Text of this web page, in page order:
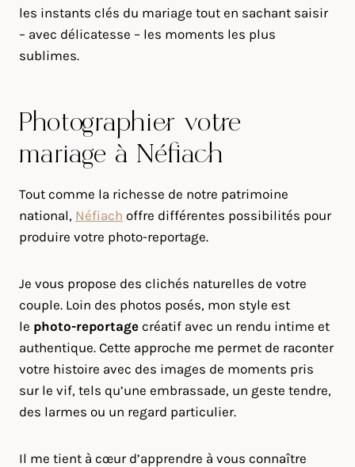
les instants clés du mariage tout en sachant saisir
– avec délicatesse – les moments les plus
sublimes.
Photographier votre
mariage à Néfiach
Tout comme la richesse de notre patrimoine
national, Néfiach offre différentes possibilités pour
produire votre photo-reportage.
Je vous propose des clichés naturelles de votre
couple. Loin des photos posés, mon style est
le photo-reportage créatif avec un rendu intime et
authentique. Cette approche me permet de raconter
votre histoire avec des images de moments pris
sur le vif, tels qu’une embrassade, un geste tendre,
des larmes ou un regard particulier.
Il me tient à cœur d’apprendre à vous connaître